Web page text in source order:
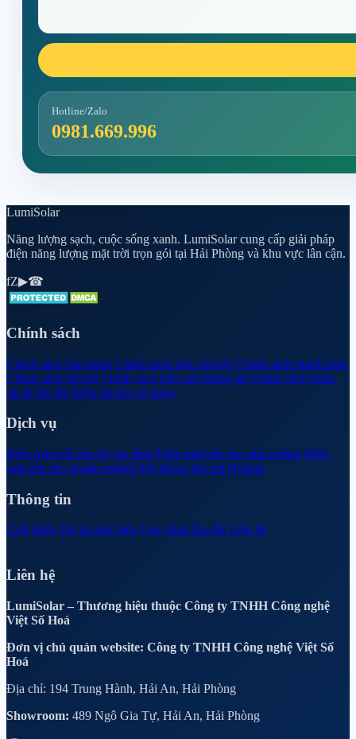
Hotline/Zalo
0981.669.996
LumiSolar
Năng lượng sạch, cuộc sống xanh. LumiSolar cung cấp giải pháp
điện năng lượng mặt trời trọn gói tại Hải Phòng và khu vực lân cận.
fZ▶☎
Chính sách
Chính sách bảo hành Chính sách vận chuyển Chính sách thanh toán
Chính sách đổi trả Chính sách bảo mật thông tin Chính sách khảo
sát & lắp đặt Điều khoản sử dụng
Dịch vụ
Điện mặt trời cho hộ gia đình Điện mặt trời cho nhà xưởng Điện
mặt trời cho doanh nghiệp Hệ thống lưu trữ Hybrid
Thông tin
Giới thiệu Dự án tiêu biểu Quy trình lắp đặt Liên hệ
Liên hệ
LumiSolar – Thương hiệu thuộc Công ty TNHH Công nghệ
Việt Số Hoá
Đơn vị chủ quản website: Công ty TNHH Công nghệ Việt Số
Hoá
Địa chỉ: 194 Trung Hành, Hải An, Hải Phòng
Showroom: 489 Ngô Gia Tự, Hải An, Hải Phòng